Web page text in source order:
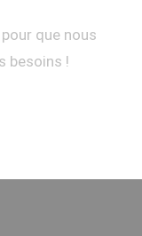
que nous
besoins !